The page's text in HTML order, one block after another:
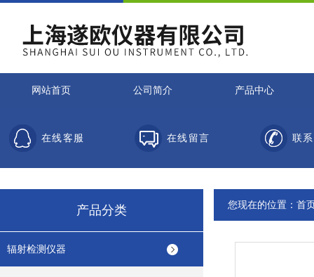
网站首页 公司简介 产品中心
在线客服 在线留言 联
产品分类
辐射检测仪器
您现在的位置： 首